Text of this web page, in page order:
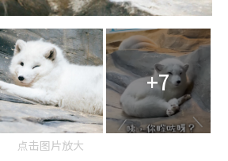
+7
点击图片放大